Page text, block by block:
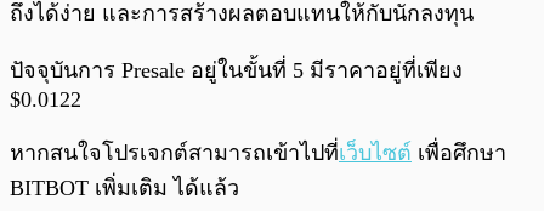
ถึงได้ง่าย และการสร้างผลตอบแทนให้กับนักลงทุน
ปัจจุบันการ Presale อยู่ในขั้นที่ 5 มีราคาอยู่ที่เพียง
$0.0122
หากสนใจโปรเจกต์สามารถเข้าไปที่เว็บไซต์ เพื่อศึกษา
BITBOT เพิ่มเติม ได้แล้ว